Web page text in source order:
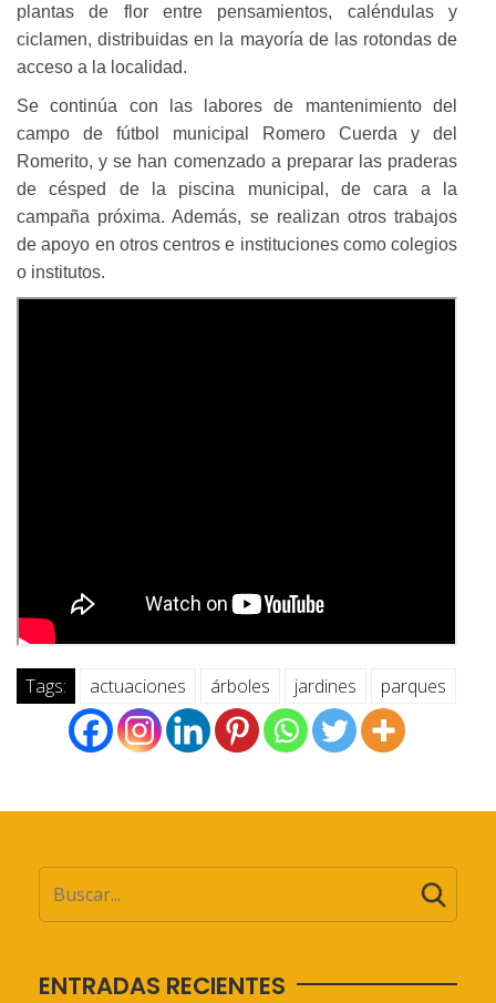
plantas de flor entre pensamientos, caléndulas y
ciclamen, distribuidas en la mayoría de las rotondas de
acceso a la localidad.
Se continúa con las labores de mantenimiento del
campo de fútbol municipal Romero Cuerda y del
Romerito, y se han comenzado a preparar las praderas
de césped de la piscina municipal, de cara a la
campaña próxima. Además, se realizan otros trabajos
de apoyo en otros centros e instituciones como colegios
o institutos.
Tags: actuaciones árboles jardines parques
ENTRADAS RECIENTES